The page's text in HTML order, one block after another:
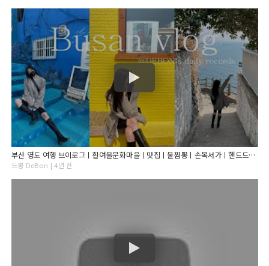
부산 영도 여행 브이로그ㅣ흰여울문화마을ㅣ맛집ㅣ불짬뽕ㅣ손목서가ㅣ핸드드립ㅣ모모스커피ㅣ전포카페거리ㅣ이터널선샤인ㅣ소금빵ㅣbusan vlogㅣ미나리 삼겹살ㅣ
드봉 DeBon | 4년 전